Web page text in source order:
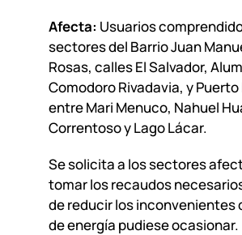
Afecta: Usuarios
sectores del Barrio Juan
Rosas, calles El Salvador,
Comodoro Rivadavia, y
entre Mari Menuco, Nahuel
Correntoso y Lago Lácar.
Se solicita a los sectores
tomar los recaudos
de reducir los inconvenientes
de energía pudiese ocasionar.